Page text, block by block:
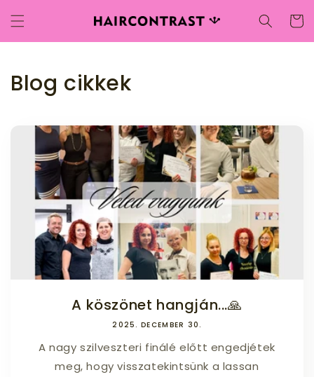
tartalomhoz
Kosár
Blog cikkek
A köszönet hangján...🙏
2025. DECEMBER 30.
A nagy szilveszteri finálé előtt engedjétek
meg, hogy visszatekintsünk a lassan